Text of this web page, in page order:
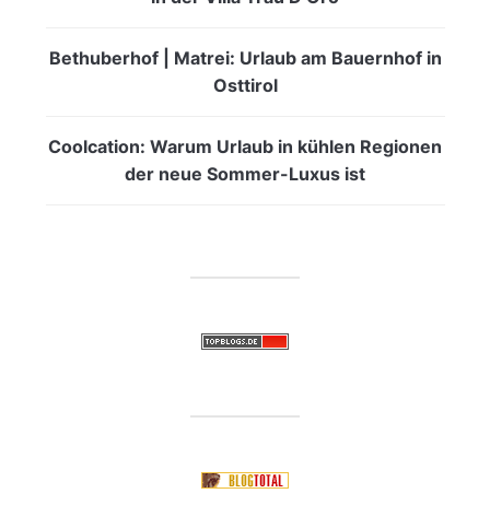
Bethuberhof | Matrei: Urlaub am Bauernhof in
Osttirol
Coolcation: Warum Urlaub in kühlen Regionen
der neue Sommer-Luxus ist